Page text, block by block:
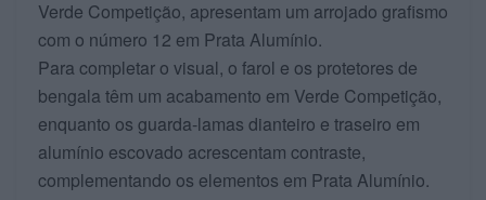
Verde Competição, apresentam um arrojado grafismo
com o número 12 em Prata Alumínio.
Para completar o visual, o farol e os protetores de
bengala têm um acabamento em Verde Competição,
enquanto os guarda-lamas dianteiro e traseiro em
alumínio escovado acrescentam contraste,
complementando os elementos em Prata Alumínio.